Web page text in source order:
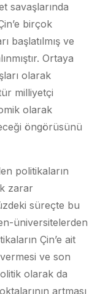
savaşlarında
birçok
başlatılmış ve
Ortaya
olarak
milliyetçi
olarak
öngörüsünü
politikaların
zarar
süreçte bu
üniversitelerden
Çin’e ait
ve son
olarak da
artması